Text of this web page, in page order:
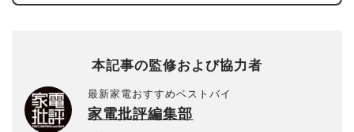
本記事の監修および協力者
最新家電おすすめベストバイ
家電批評編集部